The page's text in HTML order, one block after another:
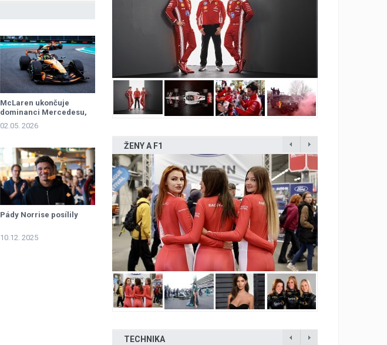
McLaren ukončuje
dominanci Mercedesu,
Antonelli penalizován
02.05. 2026
Pády Norrise posílily
10.12. 2025
ŽENY A F1
TECHNIKA